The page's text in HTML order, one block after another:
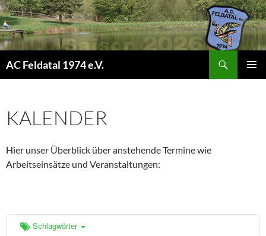
AC Feldatal 1974 e.V.
KALENDER
Hier unser Überblick über anstehende Termine wie
Arbeitseinsätze und Veranstaltungen:
Schlagwörter